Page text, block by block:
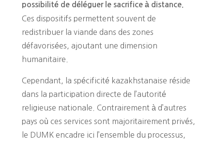
possibilité de déléguer le sacrifice à distance.
Ces dispositifs permettent souvent de
redistribuer la viande dans des zones
défavorisées, ajoutant une dimension
humanitaire.
Cependant, la spécificité kazakhstanaise réside
dans la participation directe de l’autorité
religieuse nationale. Contrairement à d’autres
pays où ces services sont majoritairement privés,
le DUMK encadre ici l’ensemble du processus,